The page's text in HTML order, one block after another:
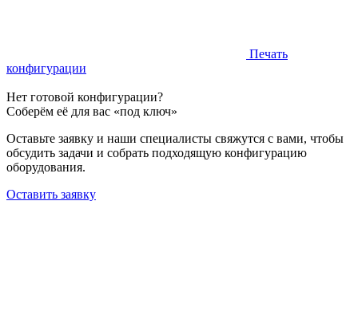
Печать
конфигурации
Нет готовой конфигурации?
Соберём её для вас «под ключ»
Оставьте заявку и наши специалисты свяжутся с вами, чтобы
обсудить задачи и собрать подходящую конфигурацию
оборудования.
Оставить заявку